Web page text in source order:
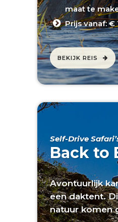
maat te
Prijs vanaf: €
BEKIJK REIS
Self-Drive
Back to
Avontuurlijk
een daktent.
natuur komen